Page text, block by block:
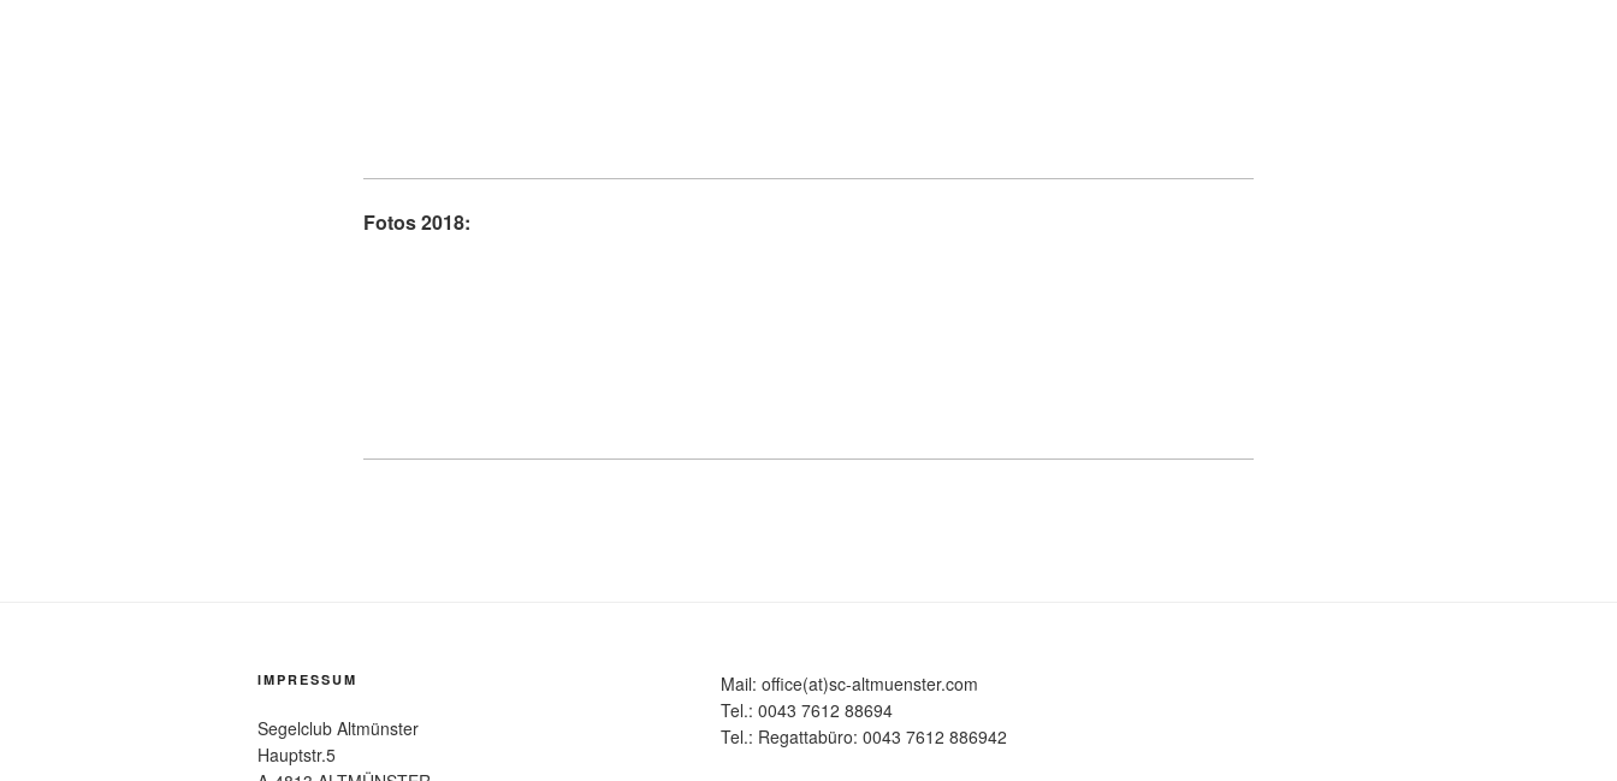
Fotos 2018:
IMPRESSUM
Segelclub Altmünster
Hauptstr.5
Mail: office(at)sc-altmuenster.com
Tel.: 0043 7612 88694
Tel.: Regattabüro: 0043 7612 886942